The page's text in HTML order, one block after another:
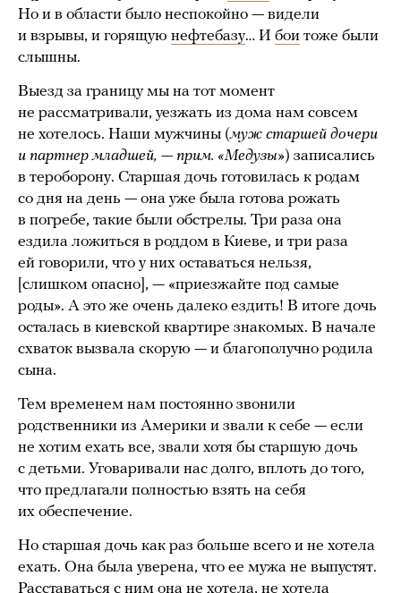
Но и в области было неспокойно — видели
и взрывы, и горящую нефтебазу… И бои тоже были
слышны.
Выезд за границу мы на тот момент
не рассматривали, уезжать из дома нам совсем
не хотелось. Наши мужчины (муж старшей дочери
и партнер младшей, — прим. «Медузы») записались
в тероборону. Старшая дочь готовилась к родам
со дня на день — она уже была готова рожать
в погребе, такие были обстрелы. Три раза она
ездила ложиться в роддом в Киеве, и три раза
ей говорили, что у них оставаться нельзя,
[слишком опасно], — «приезжайте под самые
роды». А это же очень далеко ездить! В итоге дочь
осталась в киевской квартире знакомых. В начале
схваток вызвала скорую — и благополучно родила
сына.
Тем временем нам постоянно звонили
родственники из Америки и звали к себе — если
не хотим ехать все, звали хотя бы старшую дочь
с детьми. Уговаривали нас долго, вплоть до того,
что предлагали полностью взять на себя
их обеспечение.
Но старшая дочь как раз больше всего и не хотела
ехать. Она была уверена, что ее мужа не выпустят.
Расставаться с ним она не хотела, не хотела